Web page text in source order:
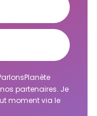
partenaires. Je
moment via le